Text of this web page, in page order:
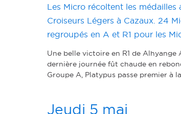
Les Micro récoltent les
Croiseurs Légers à Cazaux. 24
regroupés en A et R1 pour les
Une belle victoire en R1 de
dernière journée fût chaude en
Groupe A, Platypus passe premier à
Jeudi 5 mai